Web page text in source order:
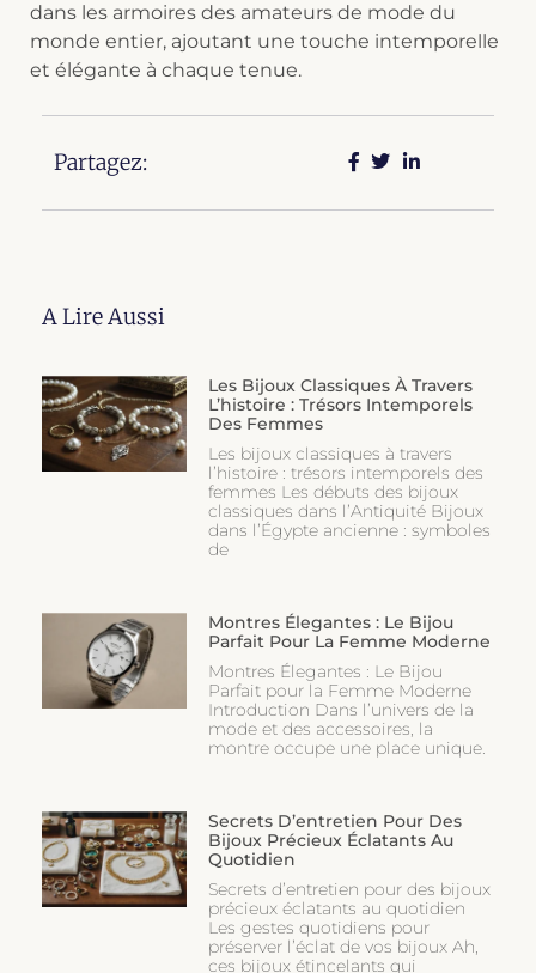
dans les armoires des amateurs de mode du
monde entier, ajoutant une touche intemporelle
et élégante à chaque tenue.
Partagez:
A Lire Aussi
Les Bijoux Classiques À Travers
L’histoire : Trésors Intemporels
Des Femmes
Les bijoux classiques à travers
l’histoire : trésors intemporels des
femmes Les débuts des bijoux
classiques dans l’Antiquité Bijoux
dans l’Égypte ancienne : symboles
de
Montres Élegantes : Le Bijou
Parfait Pour La Femme Moderne
Montres Élegantes : Le Bijou
Parfait pour la Femme Moderne
Introduction Dans l’univers de la
mode et des accessoires, la
montre occupe une place unique.
Secrets D’entretien Pour Des
Bijoux Précieux Éclatants Au
Quotidien
Secrets d’entretien pour des bijoux
précieux éclatants au quotidien
Les gestes quotidiens pour
préserver l’éclat de vos bijoux Ah,
ces bijoux étincelants qui